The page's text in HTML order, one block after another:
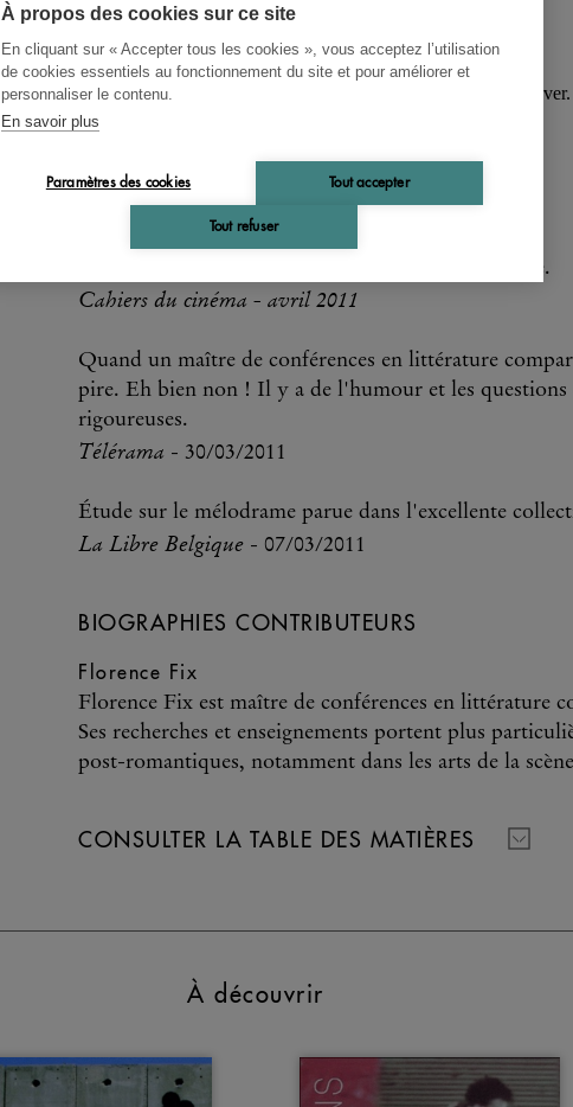
À propos des cookies sur ce site
En cliquant sur « Accepter tous les cookies », vous acceptez l’utilisation
de cookies essentiels au fonctionnement du site et pour améliorer et
personnaliser le contenu.
En savoir plus
Paramètres des cookies Tout accepter
Tout refuser
Un parcours ludique qui offre une lecture plaisante.
Cahiers du cinéma - avril 2011
Quand un maître de conférences en littérature
pire. Eh bien non ! Il y a de l'humour et les questions
rigoureuses.
Télérama - 30/03/2011
Étude sur le mélodrame parue dans l'excellente
La Libre Belgique - 07/03/2011
BIOGRAPHIES CONTRIBUTEURS
Florence Fix
Florence Fix est maître de conférences en littérature
Ses recherches et enseignements portent plus
post-romantiques, notamment dans les arts de la
CONSULTER LA TABLE DES MATIÈRES
À découvrir